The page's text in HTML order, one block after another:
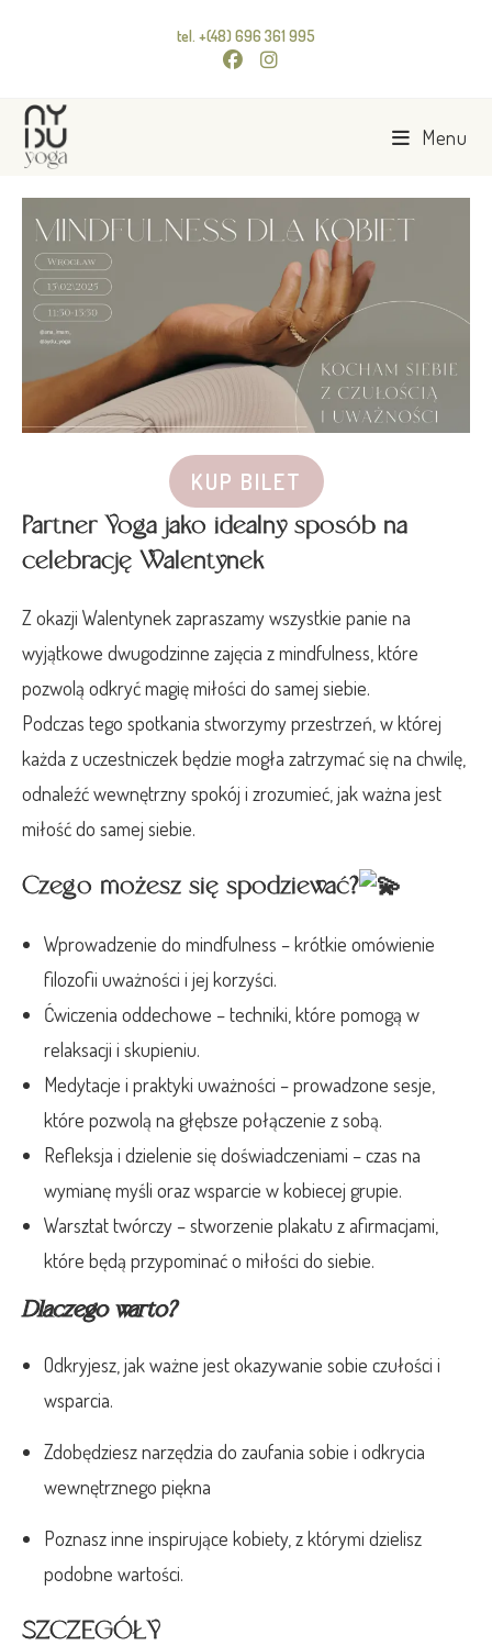
tel. +(48) 696 361 995
Menu
KUP BILET
Partner Yoga jako idealny sposób na
celebrację Walentynek
Z okazji Walentynek zapraszamy wszystkie panie na
wyjątkowe dwugodzinne zajęcia z mindfulness, które
pozwolą odkryć magię miłości do samej siebie.
Podczas tego spotkania stworzymy przestrzeń, w której
każda z uczestniczek będzie mogła zatrzymać się na chwilę,
odnaleźć wewnętrzny spokój i zrozumieć, jak ważna jest
miłość do samej siebie.
Czego możesz się spodziewać?
Wprowadzenie do mindfulness – krótkie omówienie
filozofii uważności i jej korzyści.
Ćwiczenia oddechowe – techniki, które pomogą w
relaksacji i skupieniu.
Medytacje i praktyki uważności – prowadzone sesje,
które pozwolą na głębsze połączenie z sobą.
Refleksja i dzielenie się doświadczeniami – czas na
wymianę myśli oraz wsparcie w kobiecej grupie.
Warsztat twórczy – stworzenie plakatu z afirmacjami,
które będą przypominać o miłości do siebie.
Dlaczego warto?
Odkryjesz, jak ważne jest okazywanie sobie czułości i
wsparcia.
Zdobędziesz narzędzia do zaufania sobie i odkrycia
wewnętrznego piękna
Poznasz inne inspirujące kobiety, z którymi dzielisz
podobne wartości.
SZCZEGÓŁY